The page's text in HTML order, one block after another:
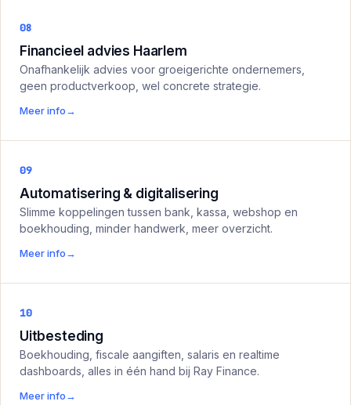
08
Financieel advies Haarlem
Onafhankelijk advies voor groeigerichte ondernemers,
geen productverkoop, wel concrete strategie.
Meer info→
09
Automatisering & digitalisering
Slimme koppelingen tussen bank, kassa, webshop en
boekhouding, minder handwerk, meer overzicht.
Meer info→
10
Uitbesteding
Boekhouding, fiscale aangiften, salaris en realtime
dashboards, alles in één hand bij Ray Finance.
Meer info→